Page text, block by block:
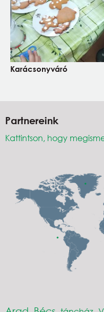
Karácsonyváró
Partnereink
Kattintson, hogy